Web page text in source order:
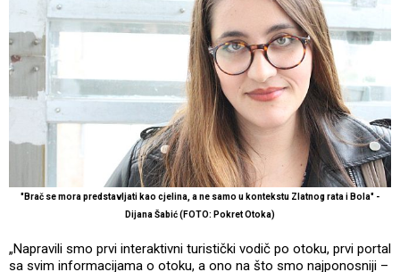
"Brač se mora predstavljati kao cjelina, a ne samo u kontekstu Zlatnog rata i Bola" -
Dijana Šabić (FOTO: Pokret Otoka)
„Napravili smo prvi interaktivni turistički vodič po otoku, prvi portal
sa svim informacijama o otoku, a ono na što smo najponosniji –